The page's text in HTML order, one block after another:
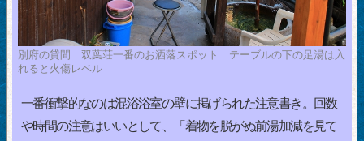
別府の貸間 双葉荘一番のお洒落スポット テーブルの下の足湯は入
れると火傷レベル
一番衝撃的なのは混浴浴室の壁に掲げられた注意書き。回数
や時間の注意はいいとして、「着物を脱がぬ前湯加減を見て